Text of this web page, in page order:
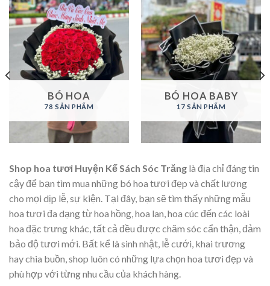
BÓ HOA
78 SẢN PHẨM
BÓ HOA BABY
17 SẢN PHẨM
Shop hoa tươi Huyện Kế Sách Sóc Trăng là địa chỉ đáng tin
cậy để bạn tìm mua những bó hoa tươi đẹp và chất lượng
cho mọi dịp lễ, sự kiện. Tại đây, bạn sẽ tìm thấy những mẫu
hoa tươi đa dạng từ hoa hồng, hoa lan, hoa cúc đến các loài
hoa đặc trưng khác, tất cả đều được chăm sóc cẩn thận, đảm
bảo độ tươi mới. Bất kể là sinh nhật, lễ cưới, khai trương
hay chia buồn, shop luôn có những lựa chọn hoa tươi đẹp và
phù hợp với từng nhu cầu của khách hàng.